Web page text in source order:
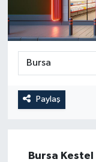
Paylaş
Bursa Kestel